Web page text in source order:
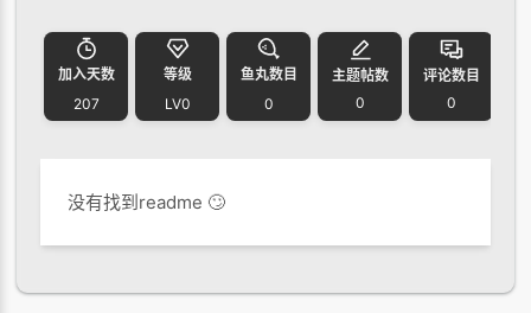
加入天数
207
等级
LV0
鱼丸数目
0
主题帖数
0
评论数目
0
没有找到readme 🙄